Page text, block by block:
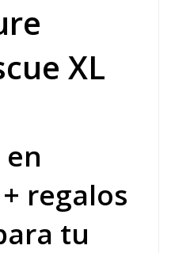
XL
regalos
tu